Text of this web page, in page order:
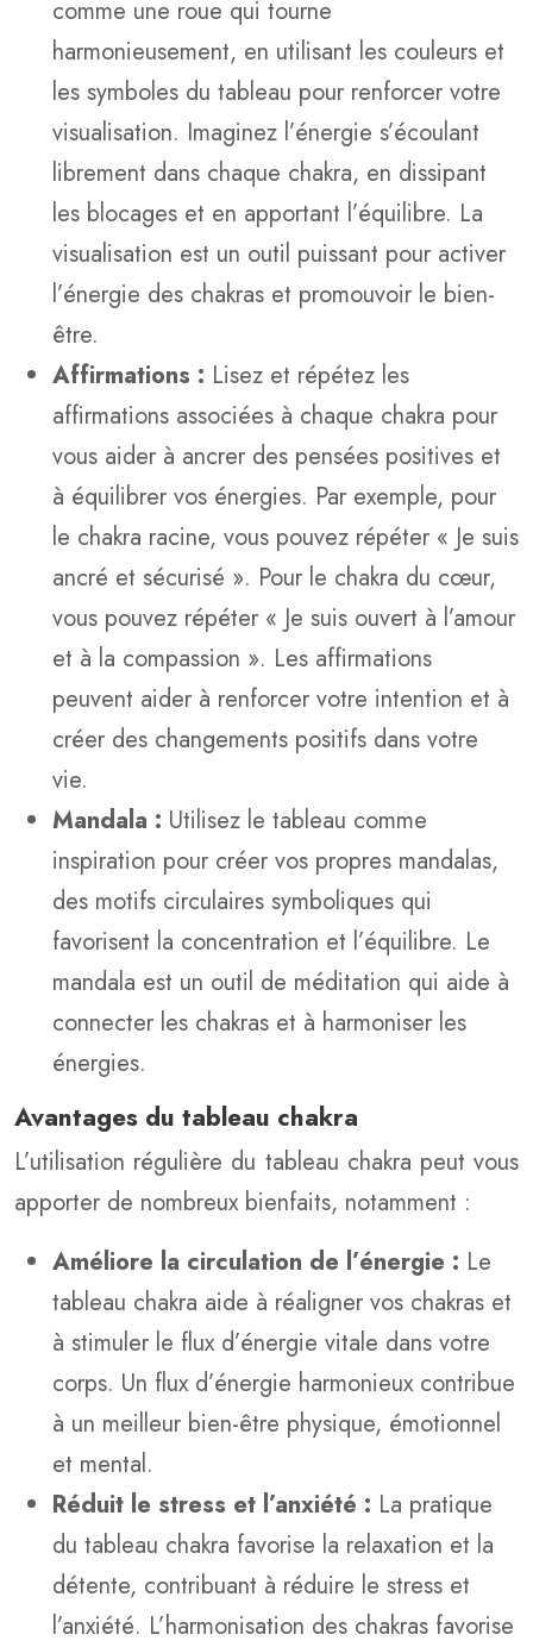
comme une roue qui tourne
harmonieusement, en utilisant les couleurs et
les symboles du tableau pour renforcer votre
visualisation. Imaginez l’énergie s’écoulant
librement dans chaque chakra, en dissipant
les blocages et en apportant l’équilibre. La
visualisation est un outil puissant pour activer
l’énergie des chakras et promouvoir le bien-
être.
Affirmations : Lisez et répétez les
affirmations associées à chaque chakra pour
vous aider à ancrer des pensées positives et
à équilibrer vos énergies. Par exemple, pour
le chakra racine, vous pouvez répéter « Je suis
ancré et sécurisé ». Pour le chakra du cœur,
vous pouvez répéter « Je suis ouvert à l’amour
et à la compassion ». Les affirmations
peuvent aider à renforcer votre intention et à
créer des changements positifs dans votre
vie.
Mandala : Utilisez le tableau comme
inspiration pour créer vos propres mandalas,
des motifs circulaires symboliques qui
favorisent la concentration et l’équilibre. Le
mandala est un outil de méditation qui aide à
connecter les chakras et à harmoniser les
énergies.
Avantages du tableau chakra
L’utilisation régulière du tableau chakra peut vous
apporter de nombreux bienfaits, notamment :
Améliore la circulation de l’énergie : Le
tableau chakra aide à réaligner vos chakras et
à stimuler le flux d’énergie vitale dans votre
corps. Un flux d’énergie harmonieux contribue
à un meilleur bien-être physique, émotionnel
et mental.
Réduit le stress et l’anxiété : La pratique
du tableau chakra favorise la relaxation et la
détente, contribuant à réduire le stress et
l’anxiété. L’harmonisation des chakras favorise